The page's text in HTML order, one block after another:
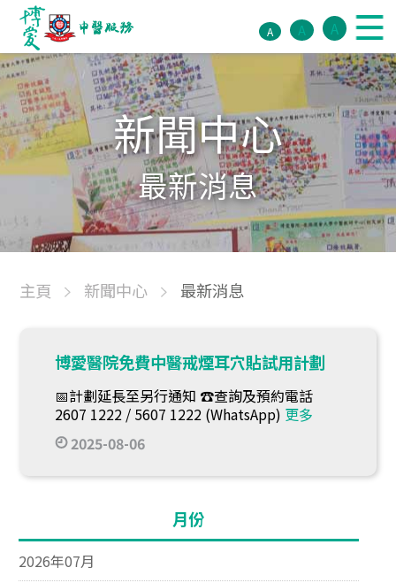
A A A
新聞中心
最新消息
主頁 新聞中心 最新消息
博愛醫院免費中醫戒煙耳穴貼試用計劃
📅計劃延長至另行通知 ☎查詢及預約電話
2607 1222 / 5607 1222 (WhatsApp) 更多
2025-08-06
月份
2026年07月